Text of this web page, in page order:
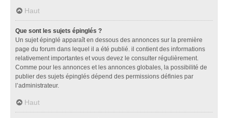
Haut
Que sont les sujets épinglés ?
Un sujet épinglé apparaît en dessous des annonces sur la première
page du forum dans lequel il a été publié. il contient des informations
relativement importantes et vous devez le consulter régulièrement.
Comme pour les annonces et les annonces globales, la possibilité de
publier des sujets épinglés dépend des permissions définies par
l’administrateur.
Haut